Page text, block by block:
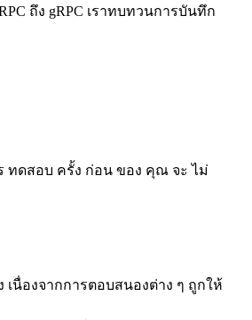
ถึง gRPC เราทบทวนการบันทึก
ทดสอบ ครั้ง ก่อน ของ คุณ จะ ไม่
นื่องจากการตอบสนองต่าง ๆ ถูกให้